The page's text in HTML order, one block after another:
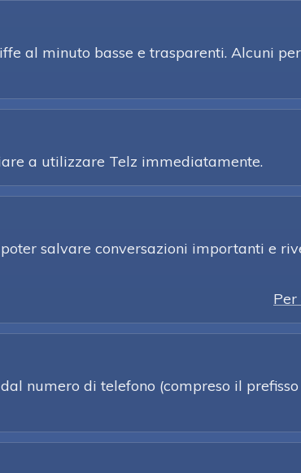
al minuto basse e trasparenti. Alcuni
a utilizzare Telz immediatamente.
salvare conversazioni importanti e
numero di telefono (compreso il prefisso